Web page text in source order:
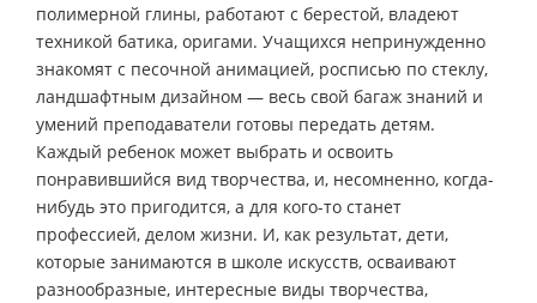
полимерной глины, работают с берестой, владеют
техникой батика, оригами. Учащихся непринужденно
знакомят с песочной анимацией, росписью по стеклу,
ландшафтным дизайном — весь свой багаж знаний и
умений преподаватели готовы передать детям.
Каждый ребенок может выбрать и освоить
понравившийся вид творчества, и, несомненно, когда-
нибудь это пригодится, а для кого-то станет
профессией, делом жизни. И, как результат, дети,
которые занимаются в школе искусств, осваивают
разнообразные, интересные виды творчества,